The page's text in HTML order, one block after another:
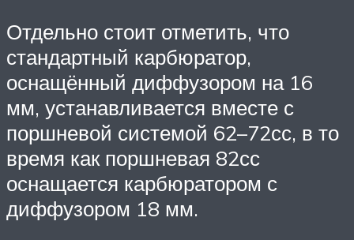
Отдельно стоит отметить, что
стандартный карбюратор,
оснащённый диффузором на 16
мм, устанавливается вместе с
поршневой системой 62–72сс, в то
время как поршневая 82сс
оснащается карбюратором с
диффузором 18 мм.